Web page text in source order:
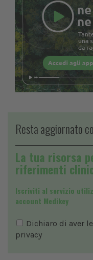
Resta aggiornato
La tua risorsa
riferimenti
Iscriviti al servizio
account Medikey
Dichiaro di aver
privacy